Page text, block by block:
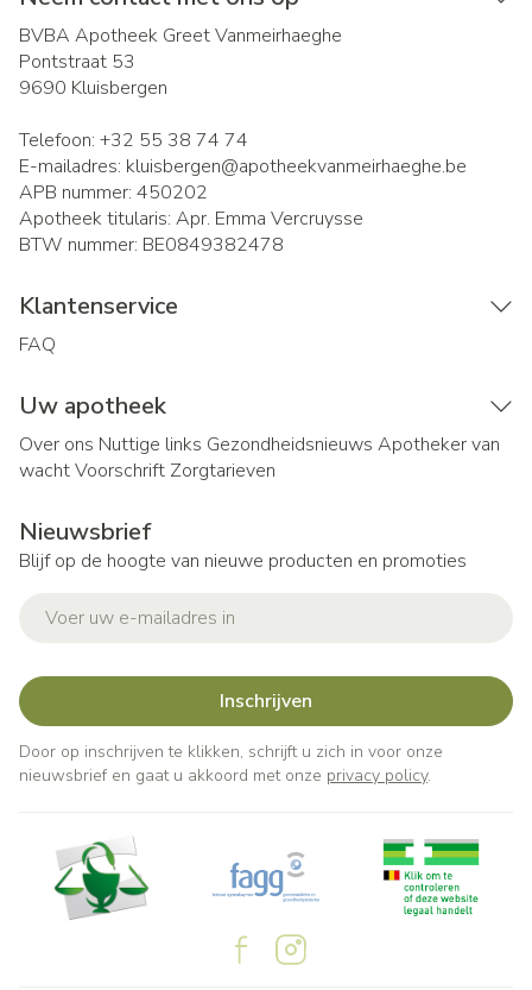
BVBA Apotheek Greet Vanmeirhaeghe
Pontstraat 53
9690 Kluisbergen
Telefoon: +32 55 38 74 74
E-mailadres: kluisbergen@apotheekvanmeirhaeghe.be
APB nummer: 450202
Apotheek titularis: Apr. Emma Vercruysse
BTW nummer: BE0849382478
Klantenservice
FAQ
Uw apotheek
Over ons Nuttige links Gezondheidsnieuws Apotheker van
wachtVoorschrift Zorgtarieven
Nieuwsbrief
Blijf op de hoogte van nieuwe producten en promoties
Inschrijven
Door op inschrijven te klikken, schrijft u zich in voor onze
nieuwsbrief en gaat u akkoord met onze privacy policy.